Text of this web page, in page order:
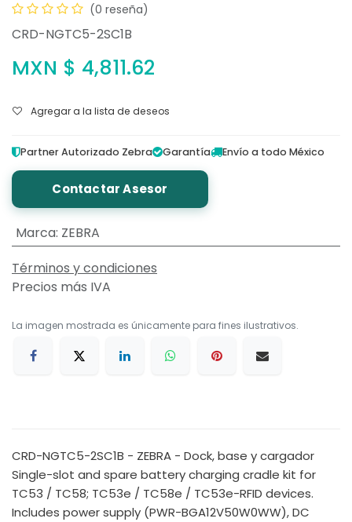
(0 reseña)
CRD-NGTC5-2SC1B
MXN $ 4,811.62
Agregar a la lista de deseos
Partner Autorizado Zebra Garantía Envío a todo México
Contactar Asesor
Marca: ZEBRA
Términos y condiciones
Precios más IVA
La imagen mostrada es únicamente para fines ilustrativos.
CRD-NGTC5-2SC1B - ZEBRA - Dock, base y cargador
Single-slot and spare battery charging cradle kit for
TC53 / TC58; TC53e / TC58e / TC53e-RFID devices.
Includes power supply (PWR-BGA12V50W0WW), DC